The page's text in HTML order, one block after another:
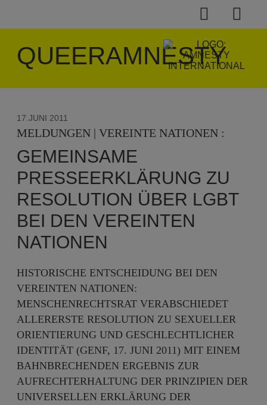
QUEERAMNESTY
17.JUNI 2011
MELDUNGEN | VEREINTE NATIONEN :
GEMEINSAME
PRESSEERKLÄRUNG ZU
RESOLUTION ÜBER LGBT
BEI DEN VEREINTEN
NATIONEN
HISTORISCHE ENTSCHEIDUNG BEI DEN
VEREINTEN NATIONEN:
MENSCHENRECHTSRAT VERABSCHIEDET
ALLERERSTE RESOLUTION ZU SEXUELLER
ORIENTIERUNG UND GESCHLECHTLICHER
IDENTITÄT (GENF, 17. JUNI 2011) MIT EINEM
BAHNBRECHENDEN ERGEBNIS ZUR
AUFRECHTERHALTUNG DER PRINZIPIEN DER
UNIVERSELLEN ERKLÄRUNG DER